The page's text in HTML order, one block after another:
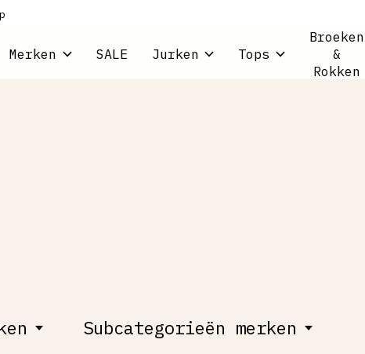
Merken SALE Jurken Tops
Broeken
&
Rokken
Subcategorieën merken